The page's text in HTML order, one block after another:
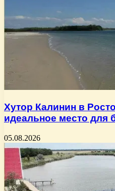
Хутор Калинин в
идеальное место для
05.08.2026